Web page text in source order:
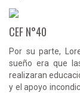
CEF N°40
Por su parte,
sueño era que
realizaran
y el apoyo